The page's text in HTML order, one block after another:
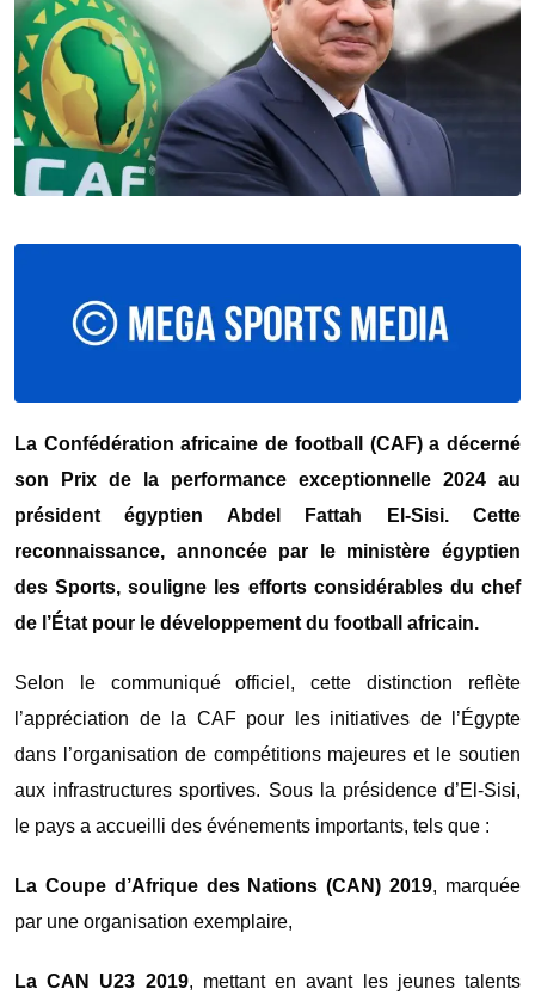
La Confédération africaine de football (CAF) a décerné
son Prix de la performance exceptionnelle 2024 au
président égyptien Abdel Fattah El-Sisi. Cette
reconnaissance, annoncée par le ministère égyptien
des Sports, souligne les efforts considérables du chef
de l’État pour le développement du football africain.
Selon le communiqué officiel, cette distinction reflète
l’appréciation de la CAF pour les initiatives de l’Égypte
dans l’organisation de compétitions majeures et le soutien
aux infrastructures sportives. Sous la présidence d’El-Sisi,
le pays a accueilli des événements importants, tels que :
La Coupe d’Afrique des Nations (CAN) 2019, marquée
par une organisation exemplaire,
La CAN U23 2019, mettant en avant les jeunes talents